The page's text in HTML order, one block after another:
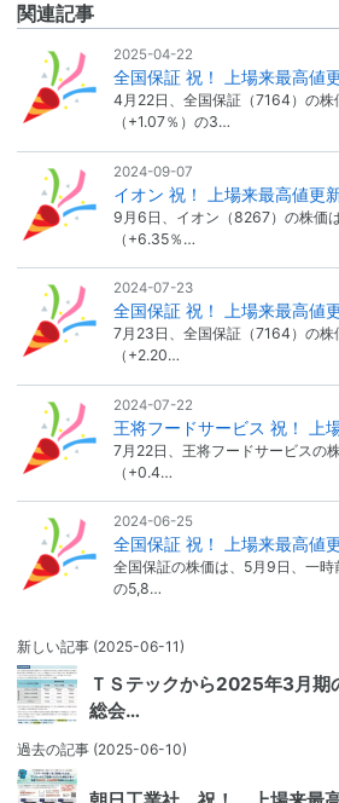
関連記事
2025-04-22
全国保証 祝！ 上場来最高値
4月22日、全国保証（7164）の
（+1.07％）の3…
2024-09-07
イオン 祝！ 上場来最高値更
9月6日、イオン（8267）の株価
（+6.35％…
2024-07-23
全国保証 祝！ 上場来最高値
7月23日、全国保証（7164）の株
（+2.20…
2024-07-22
王将フードサービス 祝！ 上
7月22日、王将フードサービスの
（+0.4…
2024-06-25
全国保証 祝！ 上場来最高値
全国保証の株価は、5月9日、一
の5,8…
新しい記事 (2025-06-11)
ＴＳテックから2025年3月期
総会…
過去の記事 (2025-06-10)